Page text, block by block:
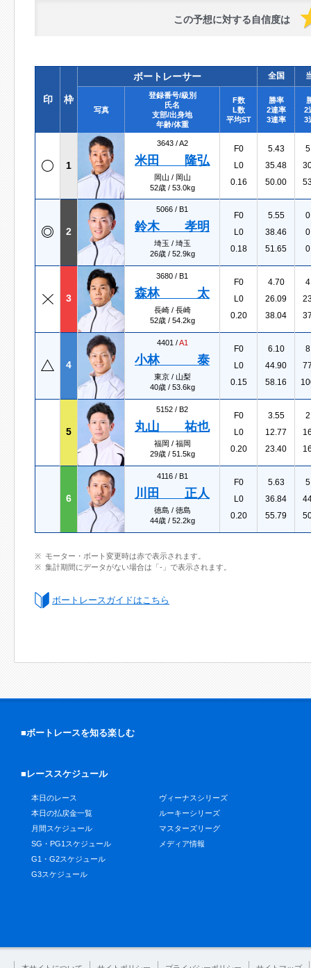
この予想に対する自信度は
印 枠
ボートレーサー 全国
写真
登録番号/級別
氏名
支部/出身地
年齢/体重
F数
L数
平均ST
勝率
2連率
3連率
2
3
1
3643 /A2
米田 隆弘
岡山 / 岡山
52歳 / 53.0kg
F0
L0
0.16
5.43
35.48
50.00
2
5066 / B1
鈴木 孝明
埼玉 / 埼玉
26歳 / 52.9kg
F0
L0
0.18
5.55
38.46
51.65
3
3680 / B1
森林 太
長崎 / 長崎
52歳 / 54.2kg
F0
L0
0.20
4.70
26.09
38.04
4
4401 /A1
小林 泰
東京 / 山梨
40歳 / 53.6kg
F0
L0
0.15
6.10
44.90
58.16
5
5152 / B2
丸山 祐也
福岡 / 福岡
29歳 / 51.5kg
F0
L0
0.20
3.55
12.77
23.40
6
4116 / B1
川田 正人
徳島 / 徳島
44歳 / 52.2kg
F0
L0
0.20
5.63
36.84
55.79
モーター・ボート変更時は赤で表示されます。
集計期間にデータがない場合は「-」で表示されます。
ボートレースガイドはこちら
■ボートレースを知る楽しむ
■レーススケジュール
本日のレース
本日の払戻金一覧
月間スケジュール
SG・PG1スケジュール
G1・G2スケジュール
G3スケジュール
ヴィーナスシリーズ
ルーキーシリーズ
マスターズリーグ
メディア情報